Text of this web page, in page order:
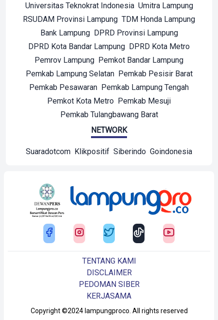
Universitas Teknokrat Indonesia Umitra Lampung
RSUDAM Provinsi Lampung TDM Honda Lampung
Bank Lampung DPRD Provinsi Lampung
DPRD Kota Bandar Lampung DPRD Kota Metro
Pemrov Lampung Pemkot Bandar Lampung
Pemkab Lampung Selatan Pemkab Pesisir Barat
Pemkab Pesawaran Pemkab Lampung Tengah
Pemkot Kota Metro Pemkab Mesuji
Pemkab Tulangbawang Barat
NETWORK
Suaradotcom Klikpositif Siberindo Goindonesia
Copyright ©2024 lampungproco. All rights reserved
TENTANG KAMI
DISCLAIMER
PEDOMAN SIBER
KERJASAMA